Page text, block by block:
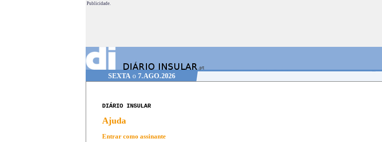
Publicidade.
SEXTAo 7.AGO.2026
DIÁRIO INSULAR
Ajuda
Entrar como assinante